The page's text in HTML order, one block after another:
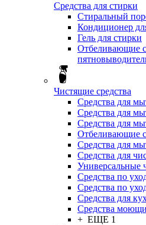
Средства для стирки
Стиральный
Кондиционер
Гель для стирки
Отбеливающие
Чистящие средства
Средства для
Средства для
Средства для
Отбеливающие
Средства для
Средства для
Универсальные
Средства по
Средства по
Средства для
Средства
+ ЕЩЕ 1